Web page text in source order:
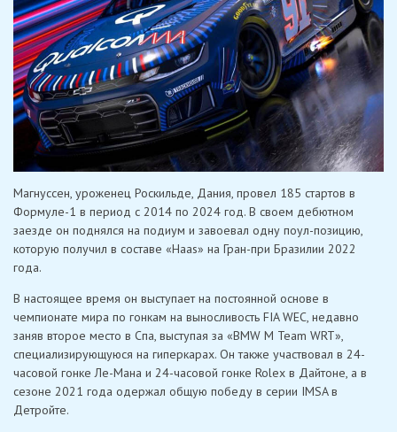
Магнуссен, уроженец Роскильде, Дания, провел 185 стартов в
Формуле-1 в период с 2014 по 2024 год. В своем дебютном
заезде он поднялся на подиум и завоевал одну поул-позицию,
которую получил в составе «Haas» на Гран-при Бразилии 2022
года.
В настоящее время он выступает на постоянной основе в
чемпионате мира по гонкам на выносливость FIA WEC, недавно
заняв второе место в Спа, выступая за «BMW M Team WRT»,
специализирующуюся на гиперкарах. Он также участвовал в 24-
часовой гонке Ле-Мана и 24-часовой гонке Rolex в Дайтоне, а в
сезоне 2021 года одержал общую победу в серии IMSA в
Детройте.